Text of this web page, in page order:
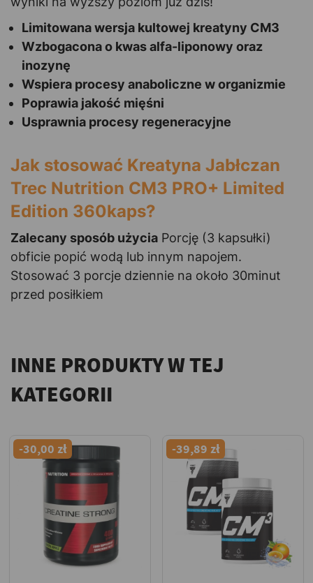
Limitowana wersja kultowej kreatyny CM3
Wzbogacona o kwas alfa-liponowy oraz
inozynę
Wspiera procesy anaboliczne w organizmie
Poprawia jakość mięśni
Usprawnia procesy regeneracyjne
Jak stosować Kreatyna Jabłczan
Trec Nutrition CM3 PRO+ Limited
Edition 360kaps?
Zalecany sposób użycia Porcję (3 kapsułki)
obficie popić wodą lub innym napojem.
Stosować 3 porcje dziennie na około 30minut
przed posiłkiem
INNE PRODUKTY W TEJ
KATEGORII
-30,00 zł -39,89 zł